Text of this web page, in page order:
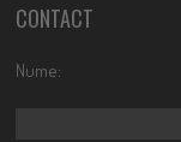
CONTACT
Nume: